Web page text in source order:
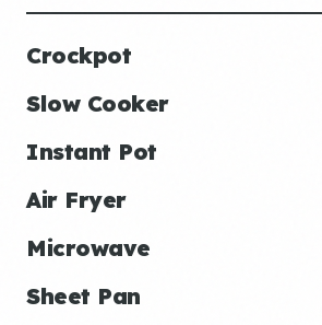
Crockpot
Slow Cooker
Instant Pot
Air Fryer
Microwave
Sheet Pan